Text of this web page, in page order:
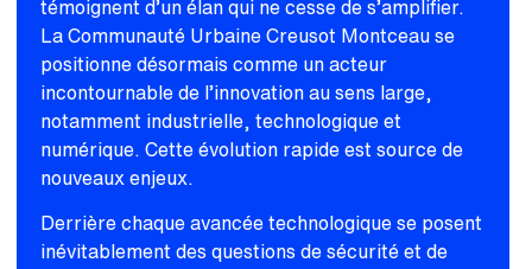
témoignent d’un élan qui ne cesse de s’amplifier.
La Communauté Urbaine Creusot Montceau se
positionne désormais comme un acteur
incontournable de l’innovation au sens large,
notamment industrielle, technologique et
numérique. Cette évolution rapide est source de
nouveaux enjeux.
Derrière chaque avancée technologique se posent
inévitablement des questions de sécurité et de